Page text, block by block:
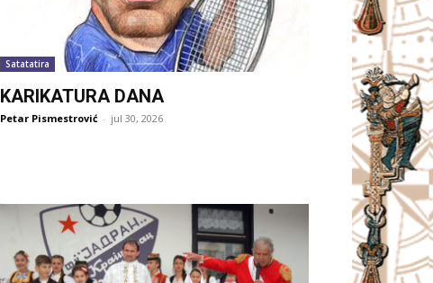
Satatatira
KARIKATURA DANA
Petar Pismestrović - jul 30, 2026